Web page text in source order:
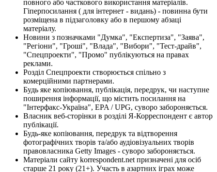
повного або часткового використання матеріалів.
Гіперпосилання ( для інтернет - видань) - повинна бути
розміщена в підзаголовку або в першому абзаці
матеріалу.
Новини з позначками "Думка", "Експертиза", "Заява",
"Регіони", "Гроші", "Влада", "Вибори", "Тест-драйв",
"Спецпроекти", "Промо" публікуються на правах
реклами.
Розділ Спецпроекти створюється спільно з
комерційними партнерами.
Будь яке копіювання, публікація, передрук, чи наступне
поширення інформації, що містить посилання на
"Інтерфакс-Україна", EPA / UPG, суворо забороняється.
Власник веб-сторінки в розділі Я-Корреспондент є автор
публікації.
Будь-яке копіювання, передрук та відтворення
фотографічних творів та/або аудіовізуальних творів
правовласника Getty Images - суворо забороняється.
Матеріали сайту korrespondent.net призначені для осіб
старше 21 року (21+). Участь в азартних іграх може